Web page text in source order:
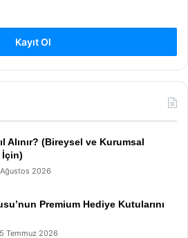
Kayıt Ol
Alınır? (Bireysel ve Kurumsal
İçin)
2026
Premium Hediye Kutularını
Temmuz 2026